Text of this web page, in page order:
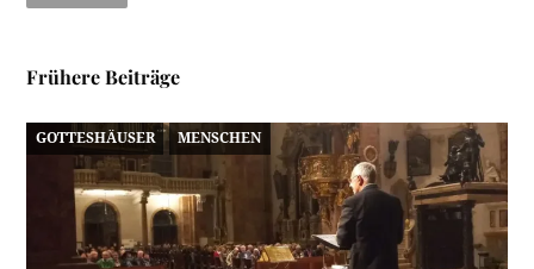
Frühere Beiträge
GOTTESHÄUSER MENSCHEN